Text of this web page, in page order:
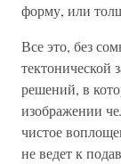
форму, или
Все это, без
тектонической
решений, в
изображении
чистое
не ведет к